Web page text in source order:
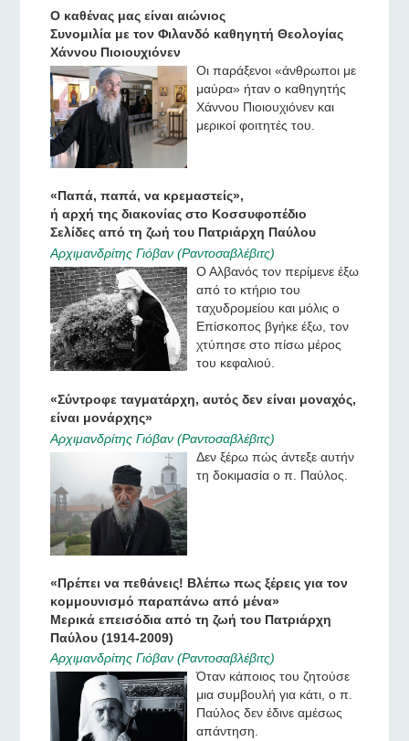
Ο καθένας μας είναι αιώνιος
Συνομιλία με τον Φιλανδό καθηγητή Θεολογίας
Χάννου Πιοιουχιόνεν
Οι παράξενοι «άνθρωποι με
μαύρα» ήταν ο καθηγητής
Χάννου Πιοιουχιόνεν και
μερικοί φοιτητές του.
«Παπά, παπά, να κρεμαστείς»,
ή αρχή της διακονίας στο Κοσσυφοπέδιο
Σελίδες από τη ζωή του Πατριάρχη Παύλου
Αρχιμανδρίτης Γιόβαν (Ραντοσαβλέβιτς)
Ο Αλβανός τον περίμενε έξω
από το κτήριο του
ταχυδρομείου και μόλις ο
Επίσκοπος βγήκε έξω, τον
χτύπησε στο πίσω μέρος
του κεφαλιού.
«Σύντροφε ταγματάρχη, αυτός δεν είναι μοναχός,
είναι μονάρχης»
Αρχιμανδρίτης Γιόβαν (Ραντοσαβλέβιτς)
Δεν ξέρω πώς άντεξε αυτήν
τη δοκιμασία ο π. Παύλος.
«Πρέπει να πεθάνεις! Βλέπω πως ξέρεις για τον
κομμουνισμό παραπάνω από μένα»
Μερικά επεισόδια από τη ζωή του Πατριάρχη
Παύλου (1914-2009)
Αρχιμανδρίτης Γιόβαν (Ραντοσαβλέβιτς)
Όταν κάποιος του ζητούσε
μια συμβουλή για κάτι, ο π.
Παύλος δεν έδινε αμέσως
απάντηση.